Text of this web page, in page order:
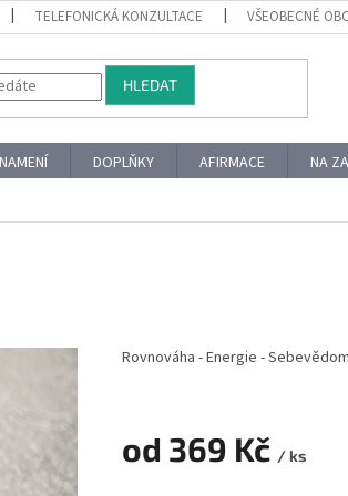
TELEFONICKÁ KONZULTACE VŠEOBECNÉ
HLEDAT
DOPLŇKY AFIRMACE NA
od 369 Kč / ks
Rovnováha - Energie -